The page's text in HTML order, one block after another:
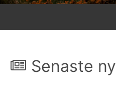
Senaste